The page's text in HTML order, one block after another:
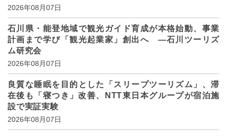
2026年08月07日
石川県・能登地域で観光ガイド育成が本格始動、事業
計画まで学び「観光起業家」創出へ ―石川ツーリズ
ム研究会
2026年08月07日
良質な睡眠を目的とした「スリープツーリズム」、滞
在後も「寝つき」改善、NTT東日本グループが宿泊施
設で実証実験
2026年08月07日